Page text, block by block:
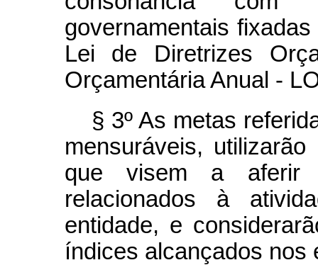
governamentais
Lei de Diretrizes
Orçamentária Anual -
§ 3º As metas
mensuráveis,
que visem a aferir
relacionados à
entidade, e
índices alcançados nos